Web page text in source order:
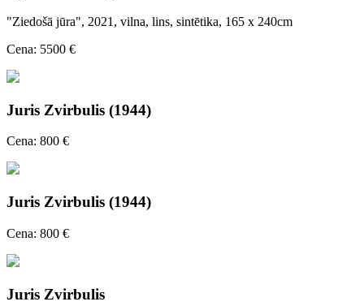
"Ziedošā jūra", 2021, vilna, lins, sintētika, 165 x 240cm
Cena: 5500 €
Juris Zvirbulis (1944)
Cena: 800 €
Juris Zvirbulis (1944)
Cena: 800 €
Juris Zvirbulis